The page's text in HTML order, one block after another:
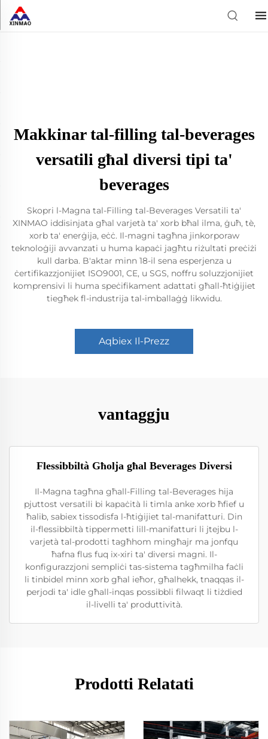
Makkinar tal-filling tal-beverages
versatili għal diversi tipi ta'
beverages
Skopri l-Magna tal-Filling tal-Beverages Versatili ta'
XINMAO iddisinjata għal varjetà ta' xorb bħal ilma, ġuħ, tè,
xorb ta' enerġija, eċċ. Il-magni tagħna jinkorporaw
teknoloġiji avvanzati u huma kapaċi jagħtu riżultati preċiżi
kull darba. B'aktar minn 18-il sena esperjenza u
ċertifikazzjonijiet ISO9001, CE, u SGS, noffru soluzzjonijiet
komprensivi li huma speċifikament adattati għall-ħtiġijiet
tiegħek fl-industrija tal-imballaġġ likwidu.
Aqbiex Il-Prezz
vantaggju
Flessibbiltà Għolja għal Beverages Diversi
Il-Magna tagħna għall-Filling tal-Beverages hija
pjuttost versatili bi kapaċità li timla anke xorb ħfief u
ħalib, sabiex tissodisfa l-ħtiġijiet tal-manifatturi. Din
il-flessibbiltà tippermetti lill-manifatturi li jtejbu l-
varjetà tal-prodotti tagħhom mingħajr ma jonfqu
ħafna flus fuq ix-xiri ta' diversi magni. Il-
konfigurazzjoni sempliċi tas-sistema tagħmilha faċli
li tinbidel minn xorb għal ieħor, għalhekk, tnaqqas il-
perjodi ta' idle għall-inqas possibbli filwaqt li tiżdied
il-livelli ta' produttività.
Prodotti Relatati